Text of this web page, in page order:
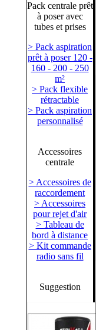
Pack centrale prêt
à poser avec
tubes et prises
> Pack aspiration
prêt à poser 120 -
160 - 200 - 250
m²
> Pack flexible
rétractable
> Pack aspiration
personnalisé
Accessoires
centrale
> Accessoires de
raccordement
> Accessoires
pour rejet d'air
> Tableau de
bord à distance
> Kit commande
radio sans fil
Suggestion